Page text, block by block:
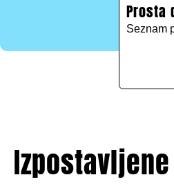
Prosta
Seznam